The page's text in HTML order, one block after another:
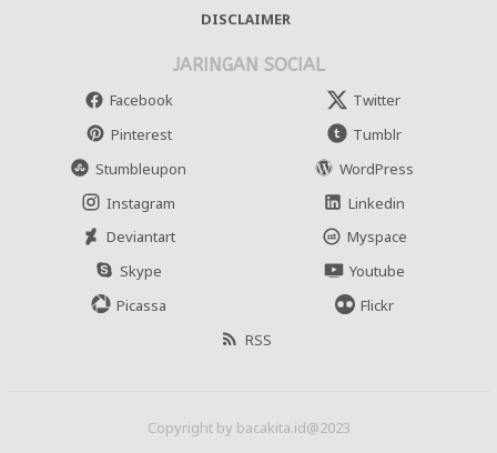
DISCLAIMER
JARINGAN SOCIAL
Facebook
Twitter
Pinterest
Tumblr
Stumbleupon
WordPress
Instagram
Linkedin
Deviantart
Myspace
Skype
Youtube
Picassa
Flickr
RSS
Copyright by bacakita.id@2023